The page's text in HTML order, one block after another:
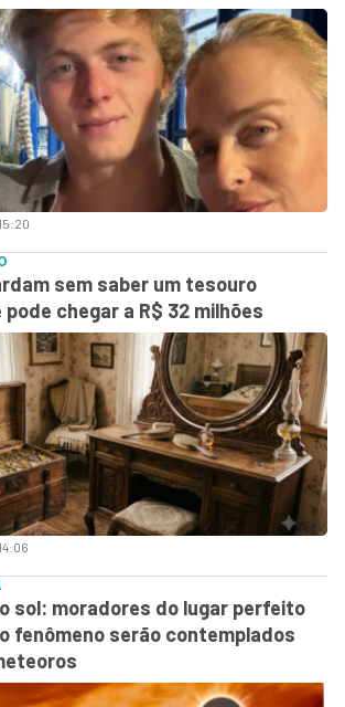
sem saber um tesouro
chegar a R$ 32 milhões
sol: moradores do lugar perfeito
fenômeno serão contemplados